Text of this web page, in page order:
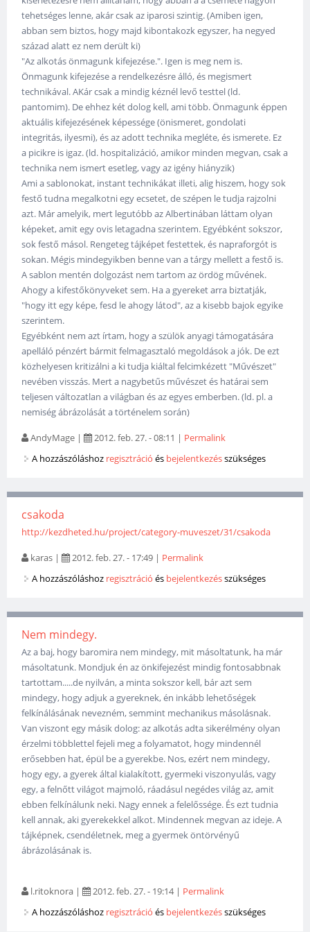
tehetséges lenne, akár csak az iparosi szintig. (Amiben igen,
abban sem biztos, hogy majd kibontakozk egyszer, ha negyed
század alatt ez nem derült ki)
"Az alkotás önmagunk kifejezése.". Igen is meg nem is.
Önmagunk kifejezése a rendelkezésre álló, és megismert
technikával. AKár csak a mindig kéznél levő testtel (ld.
pantomim). De ehhez két dolog kell, ami több. Önmagunk éppen
aktuális kifejezésének képessége (önismeret, gondolati
integritás, ilyesmi), és az adott technika megléte, és ismerete. Ez
a picikre is igaz. (ld. hospitalizáció, amikor minden megvan, csak a
technika nem ismert esetleg, vagy az igény hiányzik)
Ami a sablonokat, instant technikákat illeti, alig hiszem, hogy sok
festő tudna megalkotni egy ecsetet, de szépen le tudja rajzolni
azt. Már amelyik, mert legutóbb az Albertinában láttam olyan
képeket, amit egy ovis letagadna szerintem. Egyébként sokszor,
sok festő másol. Rengeteg tájképet festettek, és napraforgót is
sokan. Mégis mindegyikben benne van a tárgy mellett a festő is.
A sablon mentén dolgozást nem tartom az ördög művének.
Ahogy a kifestőkönyveket sem. Ha a gyereket arra biztatják,
"hogy itt egy képe, fesd le ahogy látod", az a kisebb bajok egyike
szerintem.
Egyébként nem azt írtam, hogy a szülök anyagi támogatására
apelláló pénzért bármit felmagasztaló megoldások a jók. De ezt
közhelyesen kritizálni a ki tudja kiáltal felcimkézett "Művészet"
nevében visszás. Mert a nagybetűs művészet és határai sem
teljesen változatlan a világban és az egyes emberben. (ld. pl. a
nemiség ábrázolását a történelem során)
AndyMage | 2012. feb. 27. - 08:11 | Permalink
A hozzászóláshoz regisztráció és bejelentkezésszükséges
csakoda
http://kezdheted.hu/project/category-muveszet/31/csakoda
karas | 2012. feb. 27. - 17:49 | Permalink
A hozzászóláshoz regisztráció és bejelentkezésszükséges
Nem mindegy.
Az a baj, hogy baromira nem mindegy, mit másoltatunk, ha már
másoltatunk. Mondjuk én az önkifejezést mindig fontosabbnak
tartottam.....de nyilván, a minta sokszor kell, bár azt sem
mindegy, hogy adjuk a gyereknek, én inkább lehetőségek
felkínálásának nevezném, semmint mechanikus másolásnak.
Van viszont egy másik dolog: az alkotás adta sikerélmény olyan
érzelmi többlettel fejeli meg a folyamatot, hogy mindennél
erősebben hat, épül be a gyerekbe. Nos, ezért nem mindegy,
hogy egy, a gyerek által kialakított, gyermeki viszonyulás, vagy
egy, a felnőtt világot majmoló, ráadásul negédes világ az, amit
ebben felkínálunk neki. Nagy ennek a felelőssége. És ezt tudnia
kell annak, aki gyerekekkel alkot. Mindennek megvan az ideje. A
tájképnek, csendéletnek, meg a gyermek öntörvényű
ábrázolásának is.
l.ritoknora | 2012. feb. 27. - 19:14| Permalink
A hozzászóláshoz regisztráció és bejelentkezésszükséges